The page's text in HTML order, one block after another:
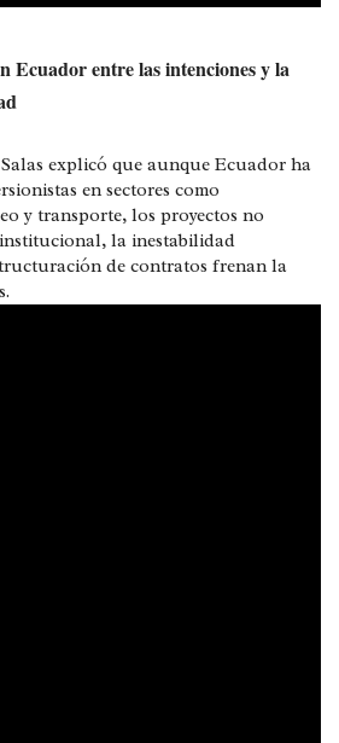
Ecuador entre las intenciones y la
explicó que aunque Ecuador ha
en sectores como
y transporte, los proyectos no
la inestabilidad
de contratos frenan la